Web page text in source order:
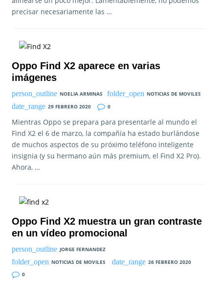
precisar necesariamente las …
Oppo Find X2 aparece en varias
imágenes
NOELIA ARMINAS
NOTICIAS DE MOVILES
29 FEBRERO 2020
0
Mientras Oppo se prepara para presentarle al mundo el
Find X2 el 6 de marzo, la compañía ha estado burlándose
de muchos aspectos de su próximo teléfono inteligente
insignia (y su hermano aún más premium, el Find X2 Pro).
Ahora, …
Oppo Find X2 muestra un gran contraste
en un vídeo promocional
JORGE FERNANDEZ
NOTICIAS DE MOVILES
26 FEBRERO 2020
0